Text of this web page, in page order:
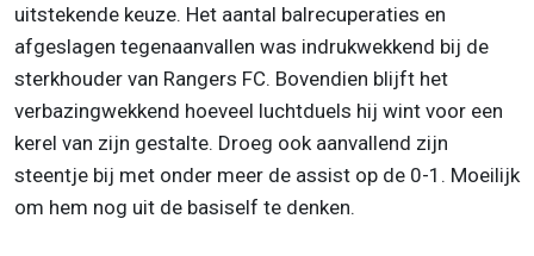
uitstekende keuze. Het aantal balrecuperaties en
afgeslagen tegenaanvallen was indrukwekkend bij de
sterkhouder van Rangers FC. Bovendien blijft het
verbazingwekkend hoeveel luchtduels hij wint voor een
kerel van zijn gestalte. Droeg ook aanvallend zijn
steentje bij met onder meer de assist op de 0-1. Moeilijk
om hem nog uit de basiself te denken.